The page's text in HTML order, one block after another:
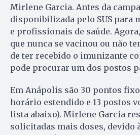
Mirlene Garcia. Antes da
disponibilizada pelo SUS para
e profissionais de saúde.
que nunca se vacinou ou não
de ter recebido o imunizante
pode procurar um dos postos
Em Anápolis são 30 pontos
horário estendido e 13 postos
lista abaixo). Mirlene Garcia
solicitadas mais doses, devido